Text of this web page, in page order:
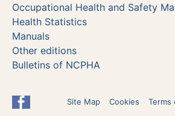
Occupational Health and Safety
Health Statistics
Manuals
Other editions
Bulletins of NCPHA
Site Map Cookies Terms